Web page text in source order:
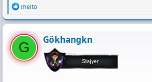
R
e
a
c
t
i
o
n
meito
G Gökhangkn